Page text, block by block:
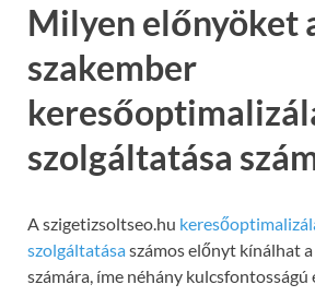
Milyen előnyöket
szakember
szolgáltatása
A szigetizsoltseo.hu
szolgáltatásaszámos előnyt kínálhat
számára, íme néhány kulcsfontosságú